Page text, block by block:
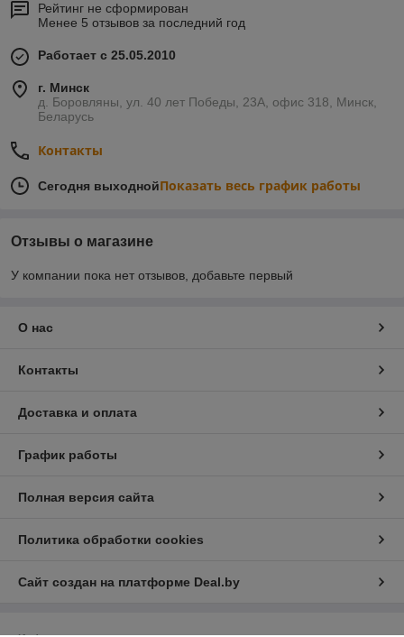
Рейтинг не сформирован
Менее 5 отзывов за последний год
Работает с 25.05.2010
г. Минск
д. Боровляны, ул. 40 лет Победы, 23А, офис 318, Минск,
Беларусь
Контакты
Сегодня выходнойПоказать весь график работы
Отзывы о магазине
У компании пока нет отзывов, добавьте первый
О нас
Контакты
Доставка и оплата
График работы
Полная версия сайта
Политика обработки cookies
Сайт создан на платформе Deal.by